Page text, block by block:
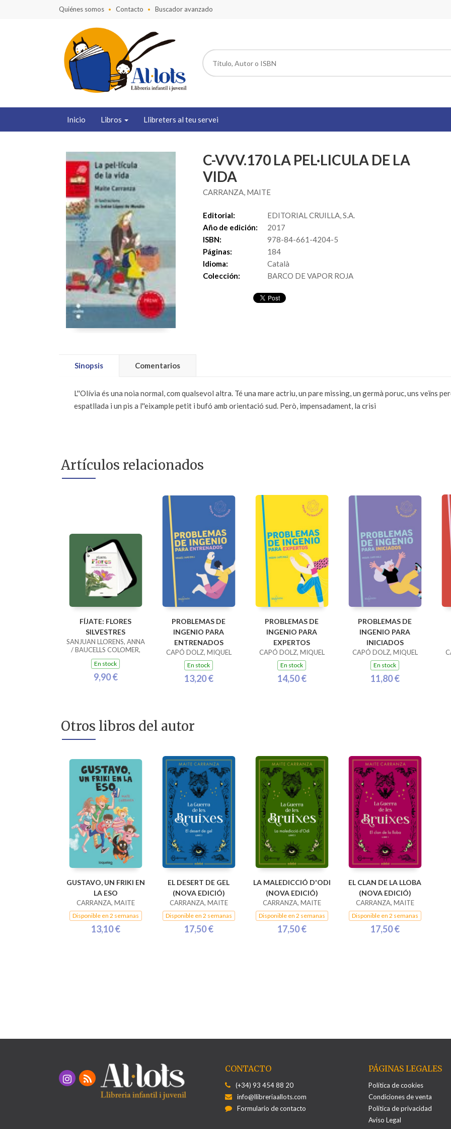
Quiénes somos Contacto Buscador avanzado
Inicio Libros Llibreters al teu servei
C-VVV.170 LA PEL·LICULA DE LA
VIDA
CARRANZA, MAITE
Editorial:
EDITORIAL CRUILLA, S.A.
Año de edición:
2017
ISBN:
978-84-661-4204-5
Páginas:
184
Idioma:
Català
Colección:
BARCO DE VAPOR ROJA
Sinopsis Comentarios
L''Olívia és una noia normal, com qualsevol altra. Té una mare actriu, un pare missing, un germà poruc, uns veïns
espatllada i un pis a l''eixample petit i bufó amb orientació sud. Però, impensadament, la crisi
Artículos relacionados
FÍJATE: FLORES
SILVESTRES
SANJUAN LLORENS, ANNA
/ BAUCELLS COLOMER,
RAMON
En stock
9,90 €
PROBLEMAS DE
INGENIO PARA
ENTRENADOS
CAPÓ DOLZ, MIQUEL
En stock
13,20 €
PROBLEMAS DE
INGENIO PARA
EXPERTOS
CAPÓ DOLZ, MIQUEL
En stock
14,50 €
PROBLEMAS DE
INGENIO PARA
INICIADOS
CAPÓ DOLZ, MIQUEL
En stock
11,80 €
Otros libros del autor
GUSTAVO, UN FRIKI EN
LA ESO
CARRANZA, MAITE
Disponible en 2 semanas
13,10 €
EL DESERT DE GEL
(NOVA EDICIÓ)
CARRANZA, MAITE
Disponible en 2 semanas
17,50 €
LA MALEDICCIÓ D'ODI
(NOVA EDICIÓ)
CARRANZA, MAITE
Disponible en 2 semanas
17,50 €
EL CLAN DE LA LLOBA
(NOVA EDICIÓ)
CARRANZA, MAITE
Disponible en 2 semanas
17,50 €
CONTACTO
(+34) 93 454 88 20
info@llibreriaallots.com
Formulario de contacto
PÁGINAS LEGALES
Política de cookies
Condiciones de venta
Política de privacidad
Aviso Legal